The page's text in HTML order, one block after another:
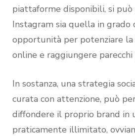
piattaforme disponibili, si può
Instagram sia quella in
opportunità per potenziare
online e raggiungere
In sostanza, una strategia
curata con attenzione, può
diffondere il proprio brand in
praticamente illimitato,